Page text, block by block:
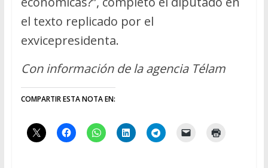
el texto replicado por el
exvicepresidenta.
Con información de la agencia Télam
COMPARTIR ESTA NOTA EN: